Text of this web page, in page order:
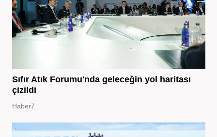
Sıfır Atık Forumu'nda geleceğin yol haritası
çizildi
Haber7